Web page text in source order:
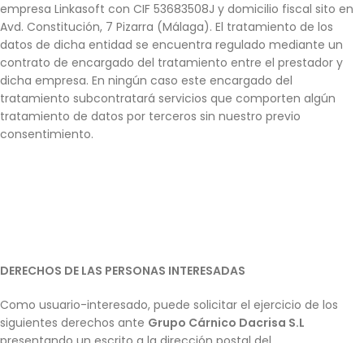
empresa Linkasoft con CIF 53683508J y domicilio fiscal sito en
Avd. Constitución, 7 Pizarra (Málaga). El tratamiento de los
datos de dicha entidad se encuentra regulado mediante un
contrato de encargado del tratamiento entre el prestador y
dicha empresa. En ningún caso este encargado del
tratamiento subcontratará servicios que comporten algún
tratamiento de datos por terceros sin nuestro previo
consentimiento.
DERECHOS DE LAS PERSONAS INTERESADAS
Como usuario-interesado, puede solicitar el ejercicio de los
siguientes derechos ante Grupo Cárnico Dacrisa S.L